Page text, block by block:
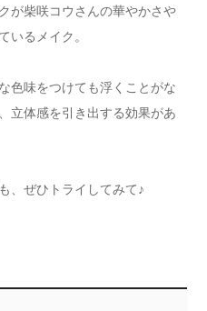
が柴咲コウさんの華やかさや
いるメイク。
色味をつけても浮くことがな
立体感を引き出する効果があ
、ぜひトライしてみて♪